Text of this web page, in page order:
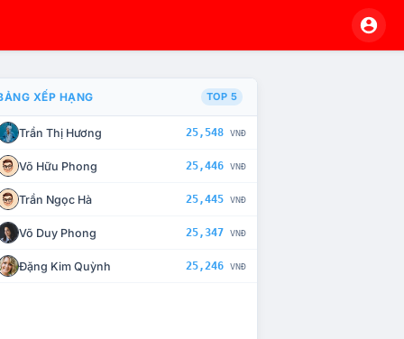
CHẾ TÀI XỬ LÝ VI PHẠM
XẾP HẠNG TOP 5
Trần Thị Hương 25,548 VNĐ
Võ Hữu Phong 25,446 VNĐ
Trần Ngọc Hà 25,445 VNĐ
Võ Duy Phong 25,347 VNĐ
Đặng Kim Quỳnh 25,246 VNĐ